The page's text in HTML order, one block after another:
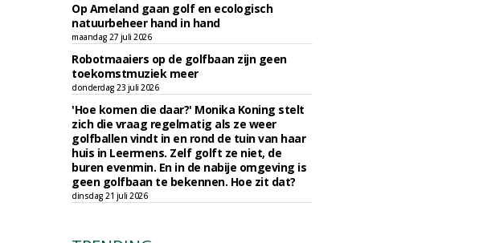
Op Ameland gaan golf en ecologisch
natuurbeheer hand in hand
maandag 27 juli 2026
Robotmaaiers op de golfbaan zijn geen
toekomstmuziek meer
donderdag 23 juli 2026
'Hoe komen die daar?' Monika Koning stelt
zich die vraag regelmatig als ze weer
golfballen vindt in en rond de tuin van haar
huis in Leermens. Zelf golft ze niet, de
buren evenmin. En in de nabije omgeving is
geen golfbaan te bekennen. Hoe zit dat?
dinsdag 21 juli 2026